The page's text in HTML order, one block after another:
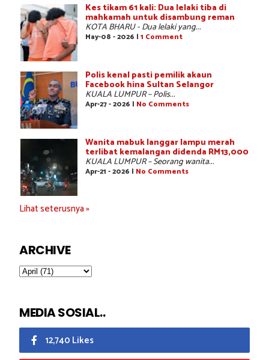
Kes tikam 61 kali: Dua lelaki tiba di
mahkamah untuk disambung reman
KOTA BHARU - Dua lelaki yang...
May-08 - 2026 | 1 Comment
Polis kenal pasti pemilik akaun
Facebook hina Sultan Selangor
KUALA LUMPUR – Polis...
Apr-27 - 2026 | No Comments
Wanita mabuk langgar lampu merah
terlibat kemalangan didenda RM13,000
KUALA LUMPUR – Seorang wanita...
Apr-21 - 2026 | No Comments
Lihat seterusnya »
ARCHIVE
MEDIA SOSIAL..
12,740 Likes